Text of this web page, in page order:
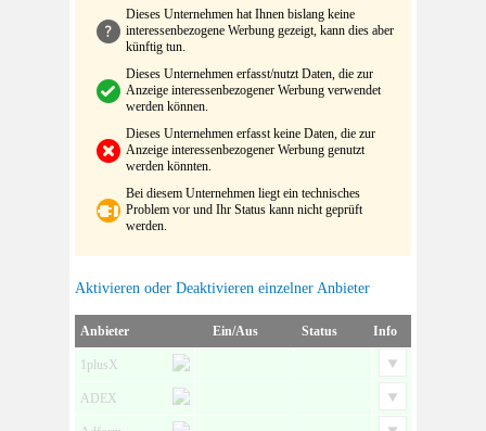
Dieses Unternehmen hat Ihnen bislang keine
interessenbezogene Werbung gezeigt, kann dies aber
künftig tun.
Dieses Unternehmen erfasst/nutzt Daten, die zur
Anzeige interessenbezogener Werbung verwendet
werden können.
Dieses Unternehmen erfasst keine Daten, die zur
Anzeige interessenbezogener Werbung genutzt
werden könnten.
Bei diesem Unternehmen liegt ein technisches
Problem vor und Ihr Status kann nicht geprüft
werden.